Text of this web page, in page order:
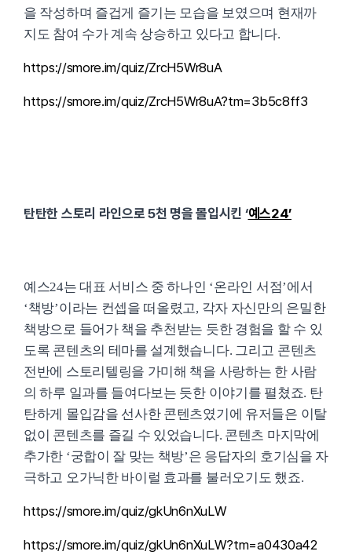
을 작성하며 즐겁게 즐기는 모습을 보였으며 현재까
지도 참여 수가 계속 상승하고 있다고 합니다.
https://smore.im/quiz/ZrcH5Wr8uA
https://smore.im/quiz/ZrcH5Wr8uA?tm=3b5c8ff3
탄탄한 스토리 라인으로 5천 명을 몰입시킨 ‘예스24’
예스24는 대표 서비스 중 하나인 ‘온라인 서점’에서
‘책방’이라는 컨셉을 떠올렸고, 각자 자신만의 은밀한
책방으로 들어가 책을 추천받는 듯한 경험을 할 수 있
도록 콘텐츠의 테마를 설계했습니다. 그리고 콘텐츠
전반에 스토리텔링을 가미해 책을 사랑하는 한 사람
의 하루 일과를 들여다보는 듯한 이야기를 펼쳤죠. 탄
탄하게 몰입감을 선사한 콘텐츠였기에 유저들은 이탈
없이 콘텐츠를 즐길 수 있었습니다. 콘텐츠 마지막에
추가한 ‘궁합이 잘 맞는 책방’은 응답자의 호기심을 자
극하고 오가닉한 바이럴 효과를 불러오기도 했죠.
https://smore.im/quiz/gkUn6nXuLW
https://smore.im/quiz/gkUn6nXuLW?tm=a0430a42